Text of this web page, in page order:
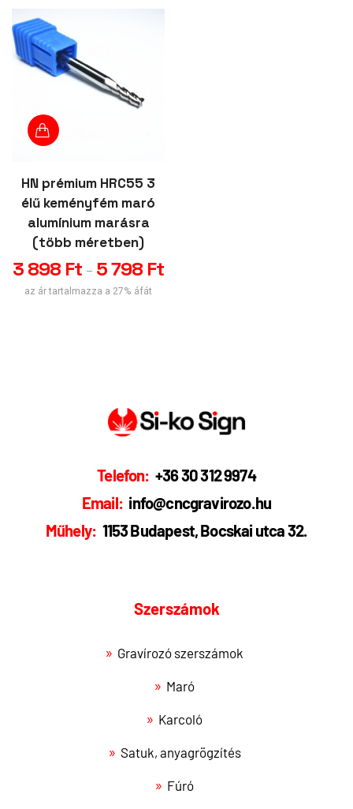
HN prémium HRC55 3
élű keményfém maró
alumínium marásra
(több méretben)
3 898 Ft – 5 798 Ft
az ár tartalmazza a 27% áfát
Telefon: +36 30 312 9974
Email: info@cncgravirozo.hu
Műhely: 1153 Budapest, Bocskai utca 32.
Szerszámok
Gravírozó szerszámok
Maró
Karcoló
Satuk, anyagrögzítés
Fúró